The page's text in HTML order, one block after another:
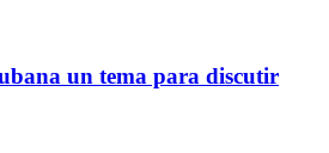
un tema para discutir